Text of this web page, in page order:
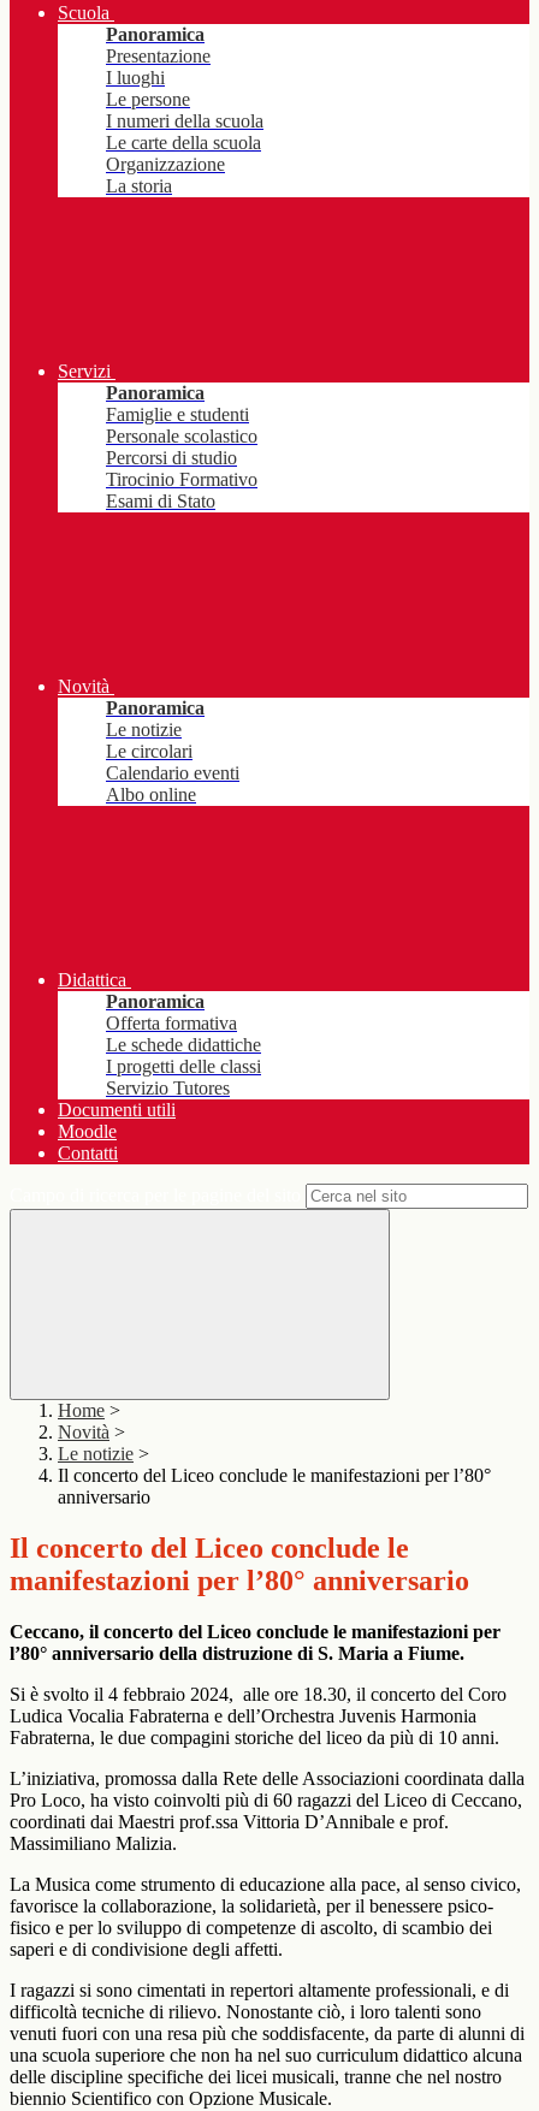
Scuola
Panoramica
Presentazione
I luoghi
Le persone
I numeri della scuola
Le carte della scuola
Organizzazione
La storia
Servizi
Panoramica
Famiglie e studenti
Personale scolastico
Percorsi di studio
Tirocinio Formativo
Esami di Stato
Novità
Panoramica
Le notizie
Le circolari
Calendario eventi
Albo online
Didattica
Panoramica
Offerta formativa
Le schede didattiche
I progetti delle classi
Servizio Tutores
Documenti utili
Moodle
Contatti
Home >
Novità >
Le notizie >
Il concerto del Liceo conclude le manifestazioni per l’80°
anniversario
Il concerto del Liceo conclude le
manifestazioni per l’80° anniversario
Ceccano, il concerto del Liceo conclude le manifestazioni per
l’80° anniversario della distruzione di S. Maria a Fiume.
Si è svolto il 4 febbraio 2024, alle ore 18.30, il concerto del Coro
Ludica Vocalia Fabraterna e dell’Orchestra Juvenis Harmonia
Fabraterna, le due compagini storiche del liceo da più di 10 anni.
L’iniziativa, promossa dalla Rete delle Associazioni coordinata dalla
Pro Loco, ha visto coinvolti più di 60 ragazzi del Liceo di Ceccano,
coordinati dai Maestri prof.ssa Vittoria D’Annibale e prof.
Massimiliano Malizia.
La Musica come strumento di educazione alla pace, al senso civico,
favorisce la collaborazione, la solidarietà, per il benessere psico-
fisico e per lo sviluppo di competenze di ascolto, di scambio dei
saperi e di condivisione degli affetti.
I ragazzi si sono cimentati in repertori altamente professionali, e di
difficoltà tecniche di rilievo. Nonostante ciò, i loro talenti sono
venuti fuori con una resa più che soddisfacente, da parte di alunni di
una scuola superiore che non ha nel suo curriculum didattico alcuna
delle discipline specifiche dei licei musicali, tranne che nel nostro
biennio Scientifico con Opzione Musicale.